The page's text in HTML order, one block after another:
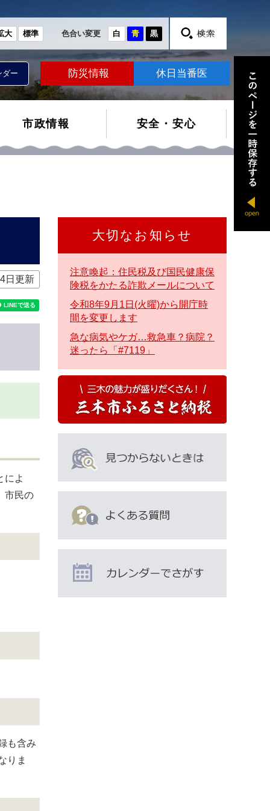
大 標準 色合い変更 白 青 黒
ダー 防災情報 休日当番医
市政情報 安全・安心
日更新
によ
市民の
も含み
りま
大切なお知らせ
注意喚起：住民税及び国民健康保
険税をかたる詐欺メールについて
令和8年9月1日(火曜)から開庁時
間を変更します
急な病気やケガ…救急車？病院？
迷ったら「#7119」